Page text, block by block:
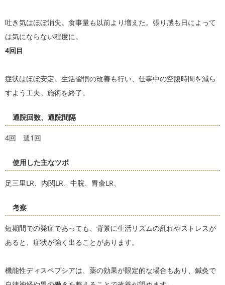
吐き気はほぼ消失。食事量も以前より増えた。張り感も日によって
は気にならない程度に。
4回目
症状はほぼ安定。生活習慣の改善も行い、仕事中の空腹時間を減ら
すよう工夫。施術を終了。
通院回数、通院間隔
4回 週1回
使用した主なツボ
足三里LR、内関LR、中脘、胃兪LR、
考察
短期間での発症であっても、背景に生活リズムの乱れやストレスが
あると、症状が強く出ることがあります。
機能性ディスペプシアは、薬の効果が限定的な場合もあり、鍼灸で